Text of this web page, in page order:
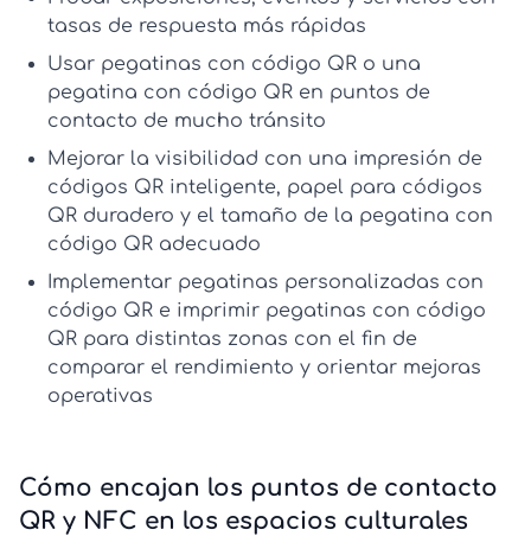
tasas de respuesta más rápidas
Usar pegatinas con código QR o una
pegatina con código QR en puntos de
contacto de mucho tránsito
Mejorar la visibilidad con una impresión de
códigos QR inteligente, papel para códigos
QR duradero y el tamaño de la pegatina con
código QR adecuado
Implementar pegatinas personalizadas con
código QR e imprimir pegatinas con código
QR para distintas zonas con el fin de
comparar el rendimiento y orientar mejoras
operativas
Cómo encajan los puntos de contacto
QR y NFC en los espacios culturales